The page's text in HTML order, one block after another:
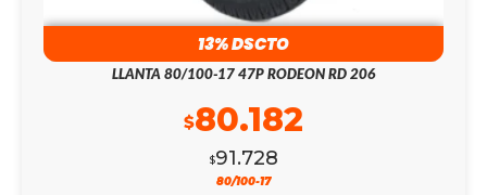
13% DSCTO
LLANTA 80/100-17 47P RODEON RD 206
$91.728
$80.182
80/100-17